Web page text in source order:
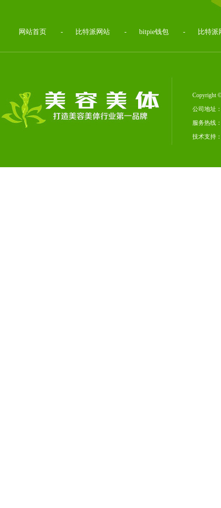
网站首页 - 比特派网站 - bitpie钱包 - 比特
Copyright
公司地址
服务热线
技术支持